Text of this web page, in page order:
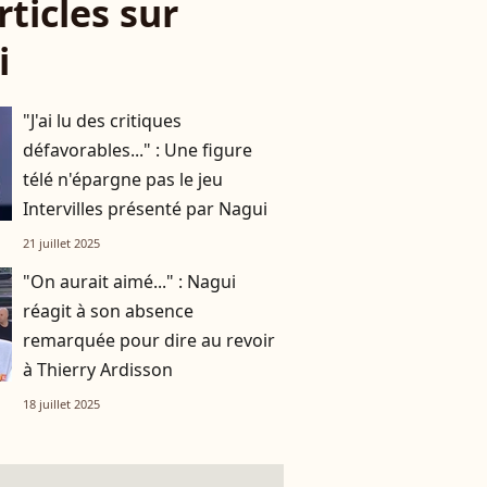
sur
"J'ai lu des critiques
défavorables..." : Une figure
télé n'épargne pas le jeu
Intervilles présenté par Nagui
21 juillet 2025
"On aurait aimé..." : Nagui
réagit à son absence
remarquée pour dire au revoir
à Thierry Ardisson
18 juillet 2025